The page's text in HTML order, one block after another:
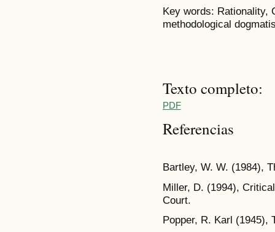
Key words: Rationality,
methodological
Texto completo:
PDF
Referencias
Bartley, W. W. (1984),
Miller, D. (1994),
Court.
Popper, R. Karl (1945),